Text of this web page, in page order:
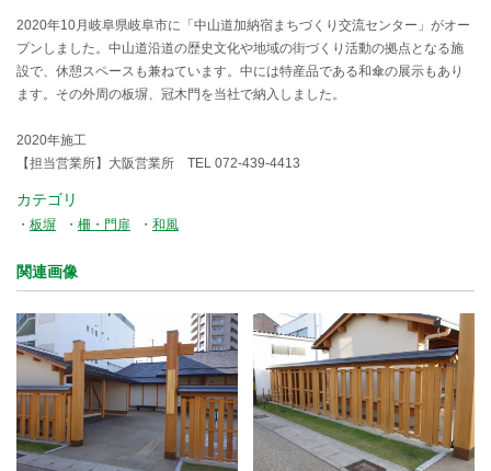
2020年10月岐阜県岐阜市に「中山道加納宿まちづくり交流センター」がオー
プンしました。中山道沿道の歴史文化や地域の街づくり活動の拠点となる施
設で、休憩スペースも兼ねています。中には特産品である和傘の展示もあり
ます。その外周の板塀、冠木門を当社で納入しました。
2020年施工
【担当営業所】大阪営業所 TEL 072-439-4413
カテゴリ
板塀 柵・門扉 和風
関連画像